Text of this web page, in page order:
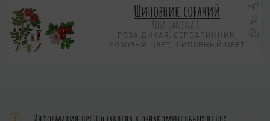
Шиповник собачий
Rosa canina L.
РОЗА ДИКАЯ, СЕРБАРИННИК,
РОЗОВЫЙ ЦВЕТ, ШИПОВНЫЙ ЦВЕТ